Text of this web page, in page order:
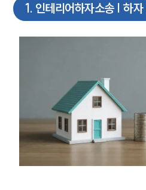
1 . 인테리어하자소송 | 하